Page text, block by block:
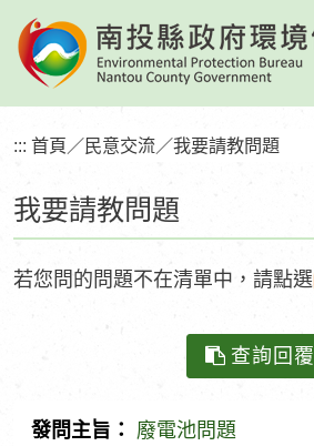
到
要
區
塊我要請教問題
::: 首頁 ／民意交流／我要請教問題
若您問的問題不在清單中，請點選
查詢回覆
廢電池問題